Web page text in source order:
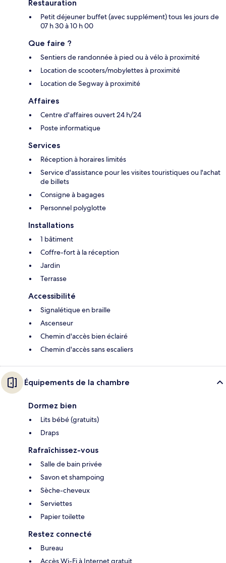
Restauration
Petit déjeuner buffet (avec supplément) tous les jours de
07 h 30 à 10 h 00
Que faire ?
Sentiers de randonnée à pied ou à vélo à proximité
Location de scooters/mobylettes à proximité
Location de Segway à proximité
Affaires
Centre d'affaires ouvert 24 h/24
Poste informatique
Services
Réception à horaires limités
Service d'assistance pour les visites touristiques ou l'achat
de billets
Consigne à bagages
Personnel polyglotte
Installations
1 bâtiment
Coffre-fort à la réception
Jardin
Terrasse
Accessibilité
Signalétique en braille
Ascenseur
Chemin d'accès bien éclairé
Chemin d'accès sans escaliers
Équipements de la chambre
Dormez bien
Lits bébé (gratuits)
Draps
Rafraîchissez-vous
Salle de bain privée
Savon et shampoing
Sèche-cheveux
Serviettes
Papier toilette
Restez connecté
Bureau
Accès Wi-Fi à Internet gratuit